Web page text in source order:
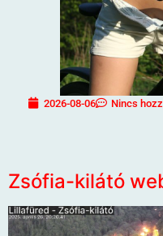
2026-08-06 Nincs
Zsófia-kilátó